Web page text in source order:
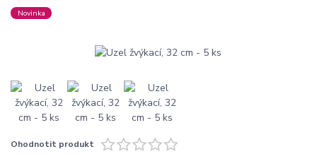
Novinka
Ohodnotit produkt